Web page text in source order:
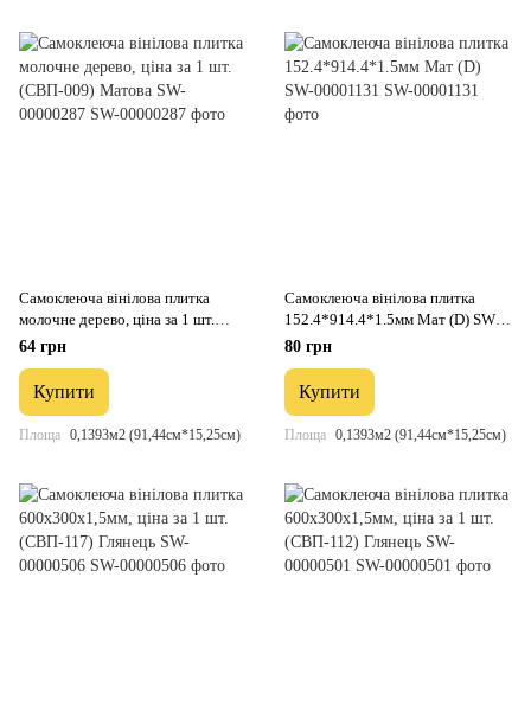
Самоклеюча вінілова плитка
молочне дерево, ціна за 1 шт.
(СВП-009) Матова SW-00000287
64 грн
Купити
Площа 0,1393м2 (91,44см*15,25см)
Самоклеюча вінілова плитка
152.4*914.4*1.5мм Мат (D) SW-
00001131
80 грн
Купити
Площа 0,1393м2 (91,44см*15,25см)